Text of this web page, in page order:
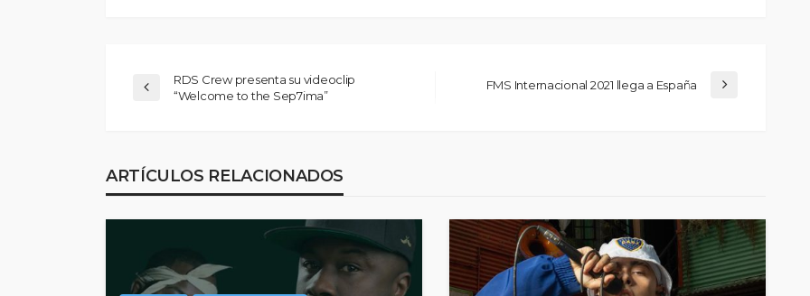
RDS Crew presenta su videoclip
“Welcome to the Sep7ima”
FMS Internacional 2021 llega a España
ARTÍCULOS RELACIONADOS